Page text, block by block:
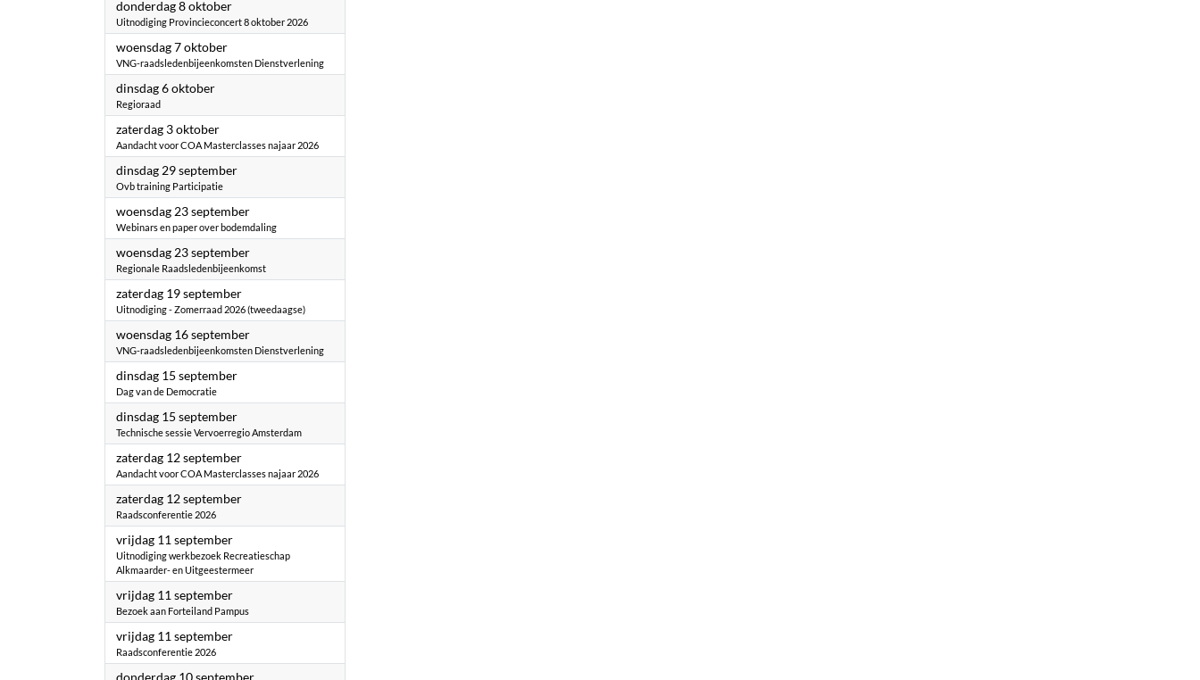
donderdag 8 oktober2026
Uitnodiging Provincieconcert 8 oktober 2026
woensdag 7 oktober2026
VNG-raadsledenbijeenkomsten Dienstverlening
dinsdag 6 oktober2026
Regioraad
zaterdag 3 oktober2026
Aandacht voor COA Masterclasses najaar 2026
dinsdag 29 september2026
Ovb training Participatie
woensdag 23 september2026
Webinars en paper over bodemdaling
woensdag 23 september2026
Regionale Raadsledenbijeenkomst
zaterdag 19 september2026
Uitnodiging - Zomerraad 2026 (tweedaagse)
woensdag 16 september2026
VNG-raadsledenbijeenkomsten Dienstverlening
dinsdag 15 september2026
Dag van de Democratie
dinsdag 15 september2026
Technische sessie Vervoerregio Amsterdam
zaterdag 12 september2026
Aandacht voor COA Masterclasses najaar 2026
zaterdag 12 september2026
Raadsconferentie 2026
vrijdag 11 september2026
Uitnodiging werkbezoek Recreatieschap
Alkmaarder- en Uitgeestermeer
vrijdag 11 september2026
Bezoek aan Forteiland Pampus
vrijdag 11 september2026
Raadsconferentie 2026
donderdag 10 september2026